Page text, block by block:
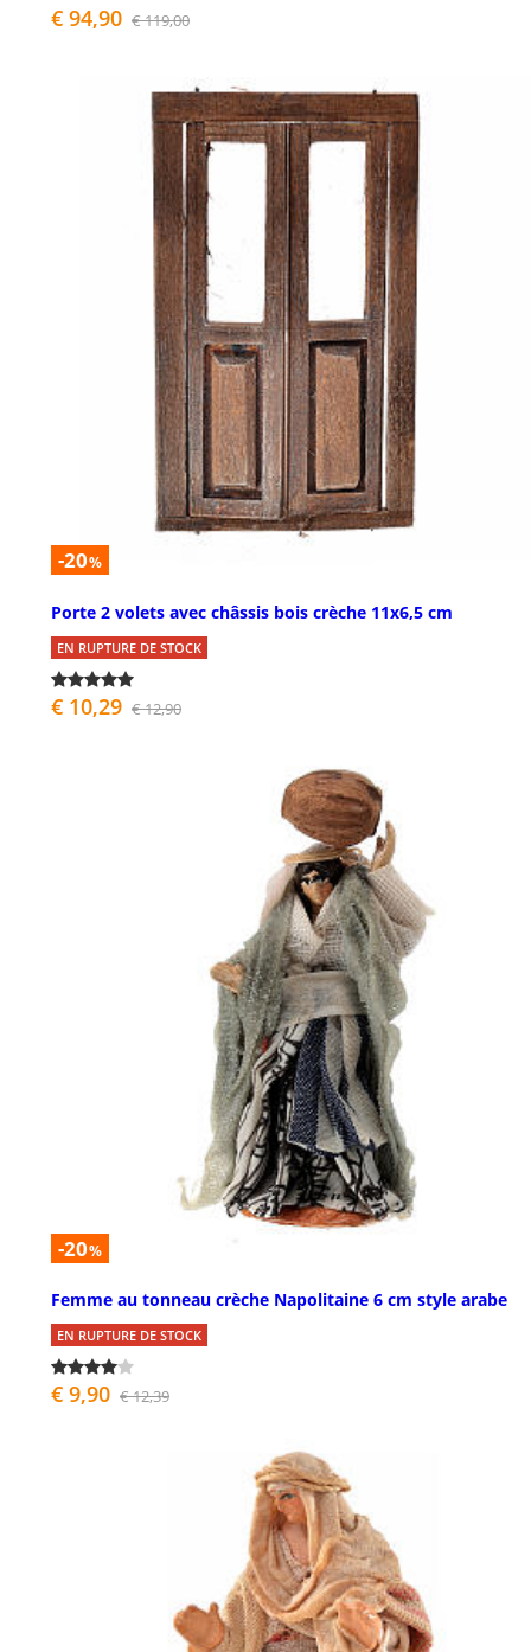
€ 94,90 € 119,00
-20%
Porte 2 volets avec châssis bois crèche 11x6,5 cm
EN RUPTURE DE STOCK
€ 10,29 € 12,90
-20%
Femme au tonneau crèche Napolitaine 6 cm style arabe
EN RUPTURE DE STOCK
€ 9,90 € 12,39